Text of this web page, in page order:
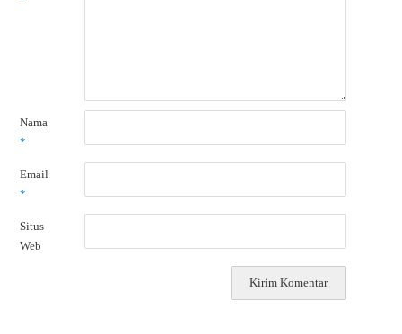
Nama
*
Email
*
Situs
Web